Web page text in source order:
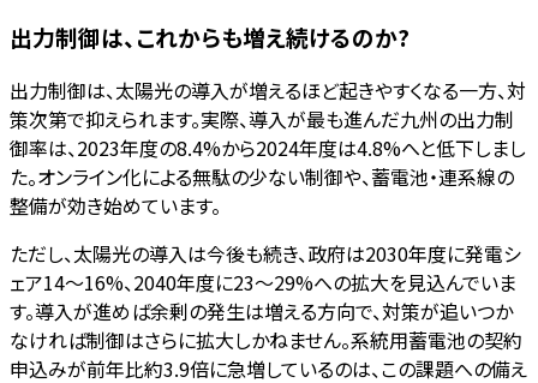
出力制御は、これからも増え続けるのか?
出力制御は、太陽光の導入が増えるほど起きやすくなる一方、対
策次第で抑えられます。実際、導入が最も進んだ九州の出力制
御率は、2023年度の8.4%から2024年度は4.8%へと低下しまし
た。オンライン化による無駄の少ない制御や、蓄電池・連系線の
整備が効き始めています。
ただし、太陽光の導入は今後も続き、政府は2030年度に発電シ
ェア14〜16%、2040年度に23〜29%への拡大を見込んでいま
す。導入が進めば余剰の発生は増える方向で、対策が追いつか
なければ制御はさらに拡大しかねません。系統用蓄電池の契約
申込みが前年比約3.9倍に急増しているのは、この課題への備え